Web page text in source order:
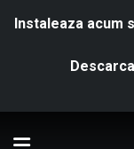
Instaleaza acum